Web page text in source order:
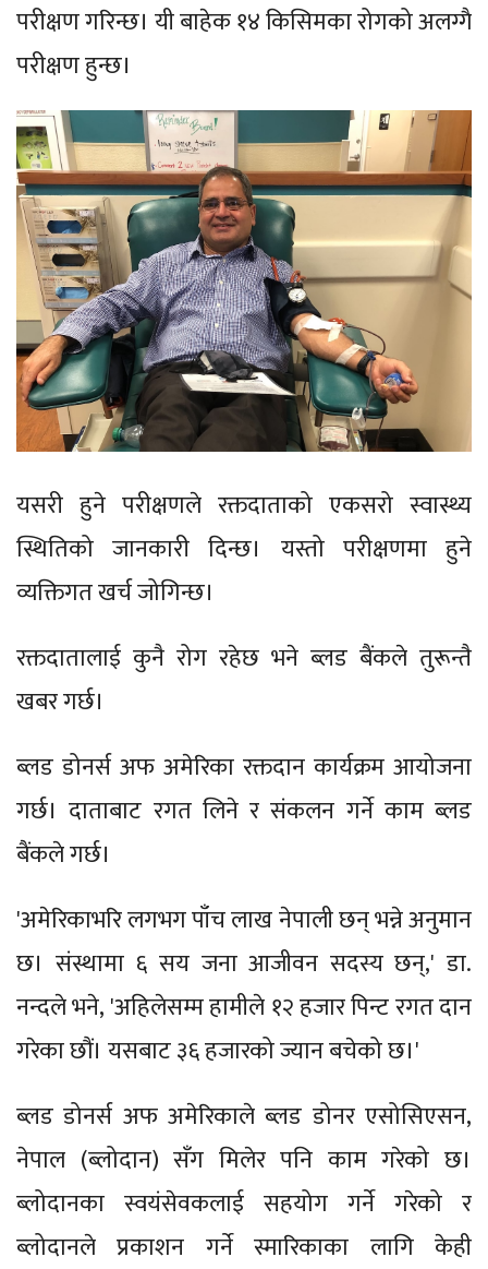
परीक्षण गरिन्छ। यी बाहेक १४ किसिमका रोगको अलग्गै
परीक्षण हुन्छ।
यसरी हुने परीक्षणले रक्तदाताको एकसरो स्वास्थ्य
स्थितिको जानकारी दिन्छ। यस्तो परीक्षणमा हुने
व्यक्तिगत खर्च जोगिन्छ।
रक्तदातालाई कुनै रोग रहेछ भने ब्लड बैंकले तुरून्तै
खबर गर्छ।
ब्लड डोनर्स अफ अमेरिका रक्तदान कार्यक्रम आयोजना
गर्छ। दाताबाट रगत लिने र संकलन गर्ने काम ब्लड
बैंकले गर्छ।
'अमेरिकाभरि लगभग पाँच लाख नेपाली छन् भन्ने अनुमान
छ। संस्थामा ६ सय जना आजीवन सदस्य छन्,' डा.
नन्दले भने, 'अहिलेसम्म हामीले १२ हजार पिन्ट रगत दान
गरेका छौं। यसबाट ३६ हजारको ज्यान बचेको छ।'
ब्लड डोनर्स अफ अमेरिकाले ब्लड डोनर एसोसिएसन,
नेपाल (ब्लोदान) सँग मिलेर पनि काम गरेको छ।
ब्लोदानका स्वयंसेवकलाई सहयोग गर्ने गरेको र
ब्लोदानले प्रकाशन गर्ने स्मारिकाका लागि केही